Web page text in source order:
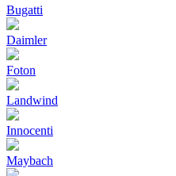
Bugatti
Daimler
Foton
Landwind
Innocenti
Maybach